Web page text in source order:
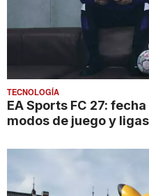
TECNOLOGÍA
EA Sports FC 27:
modos de juego y